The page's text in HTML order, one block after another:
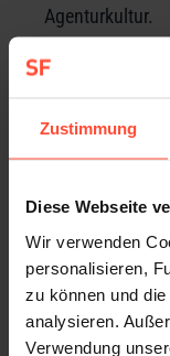
Zustimmung
Diese Webseite
Wir verwenden
personalisieren,
zu können und
analysieren.
Verwendung
Agenturkultur.
Du hast
(deinen)
Du bist ein:e
präzisen und
Zielmedien